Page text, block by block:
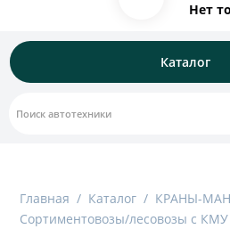
Нет
Каталог
Главная / Каталог / КРАНЫ-
Сортиментовозы/лесовозы с КМУ